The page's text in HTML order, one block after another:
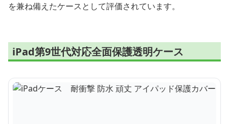
を兼ね備えたケースとして評価されています。
iPad第9世代対応全面保護透明ケース